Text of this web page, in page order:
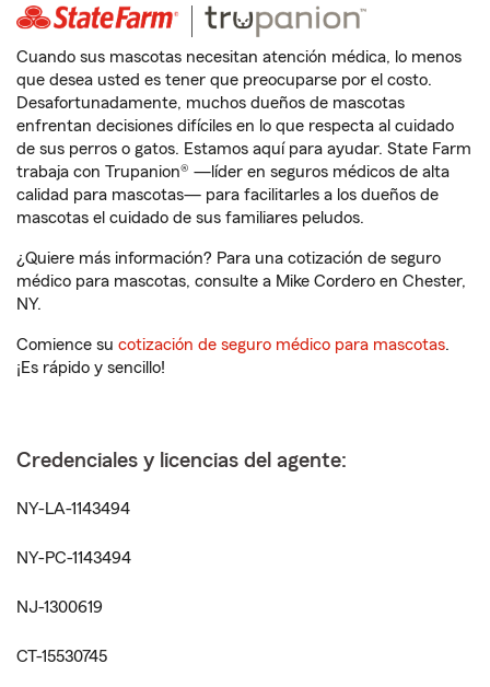
Cuando sus mascotas necesitan atención médica, lo menos
que desea usted es tener que preocuparse por el costo.
Desafortunadamente, muchos dueños de mascotas
enfrentan decisiones difíciles en lo que respecta al cuidado
de sus perros o gatos. Estamos aquí para ayudar. State Farm
trabaja con Trupanion® —líder en seguros médicos de alta
calidad para mascotas— para facilitarles a los dueños de
mascotas el cuidado de sus familiares peludos.
¿Quiere más información? Para una cotización de seguro
médico para mascotas, consulte a Mike Cordero en Chester,
NY.
Comience su cotización de seguro médico para mascotas.
¡Es rápido y sencillo!
Credenciales y licencias del agente:
NY-LA-1143494
NY-PC-1143494
NJ-1300619
CT-15530745